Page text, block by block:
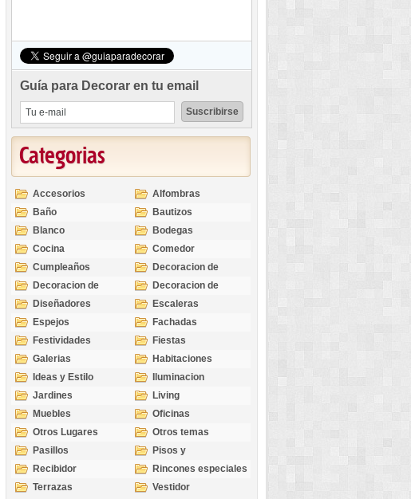
Guía para Decorar en tu email
Categorias
Accesorios
Alfombras
Baño
Bautizos
Blanco
Bodegas
Cocina
Comedor
Cumpleaños
Decoracion de
Exteriores
Decoracion de
Interiores
Decoracion de
Ocasiones
Diseñadores
Escaleras
Espejos
Fachadas
Festividades
Fiestas
Galerias
Habitaciones
Ideas y Estilo
Iluminacion
Jardines
Living
Muebles
Oficinas
Otros Lugares
Otros temas
Pasillos
Pisos y
revestimientos
Recibidor
Rincones especiales
Terrazas
Vestidor